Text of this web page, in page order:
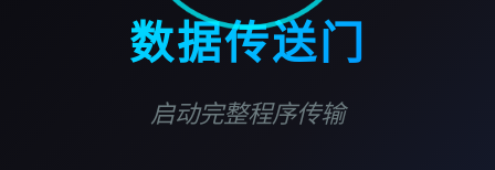
数据传送门
启动完整程序传输